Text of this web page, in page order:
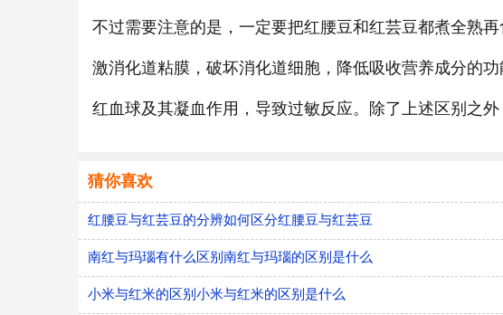
不过需要注意的是，一定要把红腰豆和红芸豆都煮全熟
激消化道粘膜，破坏消化道细胞，降低吸收营养成分的
红血球及其凝血作用，导致过敏反应。除了上述区别之
猜你喜欢
红腰豆与红芸豆的分辨如何区分红腰豆与红芸豆
南红与玛瑙有什么区别南红与玛瑙的区别是什么
小米与红米的区别小米与红米的区别是什么